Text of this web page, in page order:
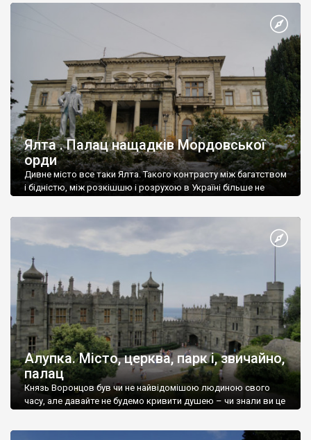
Ялта . Палац нащадків Мордовської
орди
Дивне місто все таки Ялта. Такого контрасту між багатством
і бідністю, між розкішшю і розрухою в Україні більше не
Алупка. Місто, церква, парк і, звичайно,
палац
Князь Воронцов був чи не найвідомішою людиною свого
часу, але давайте не будемо кривити душею – чи знали ви це